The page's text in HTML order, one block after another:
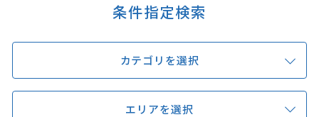
条件指定検索
カテゴリを選択
エリアを選択